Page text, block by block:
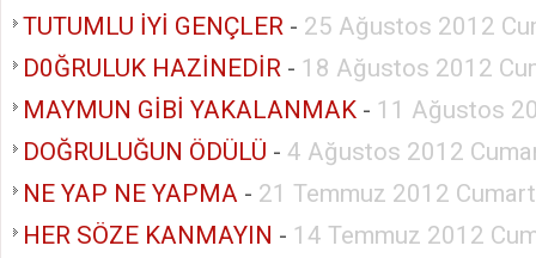
TUTUMLU İYİ GENÇLER - 25 Ağustos 2012
D0ĞRULUK HAZİNEDİR - 18 Ağustos 2012
MAYMUN GİBİ YAKALANMAK - 11 Ağustos
DOĞRULUĞUN ÖDÜLÜ - 4 Ağustos 2012
NE YAP NE YAPMA - 21 Temmuz 2012
HER SÖZE KANMAYIN - 14 Temmuz 2012